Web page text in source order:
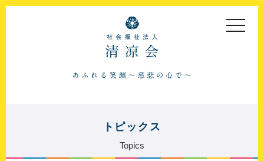
toggle
トピックス
Topics